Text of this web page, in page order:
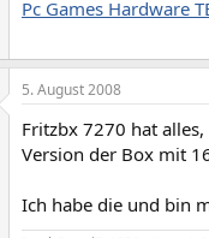
Pc Games Hardware
5. August 2008
Fritzbx 7270 hat
Version der Box mit
Ich habe die und bin